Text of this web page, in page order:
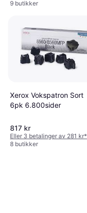
9 butikker
Xerox Vokspatron Sort
6pk 6.800sider
817 kr
Eller 3 betalinger av 281 kr*
8 butikker